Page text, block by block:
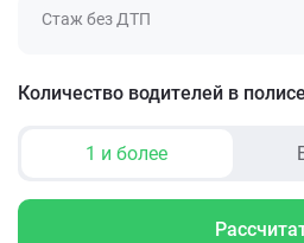
Стаж без ДТП
Количество водителей в полисе
1 и более